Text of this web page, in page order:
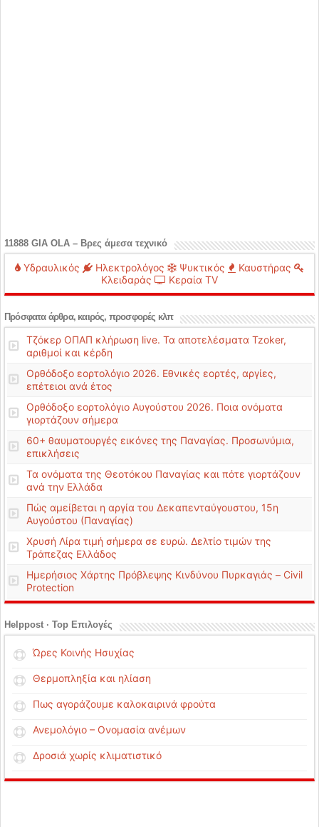
11888 GIA OLA – Βρες άμεσα τεχνικό
Υδραυλικός Ηλεκτρολόγος Ψυκτικός
Καυστήρας
Κλειδαράς
Κεραία TV
Πρόσφατα άρθρα, καιρός, προσφορές κλπ
Τζόκερ ΟΠΑΠ κλήρωση live. Τα αποτελέσματα Tzoker,
αριθμοί και κέρδη
Ορθόδοξο εορτολόγιο 2026. Εθνικές εορτές, αργίες,
επέτειοι ανά έτος
Ορθόδοξο εορτολόγιο Αυγούστου 2026. Ποια ονόματα
γιορτάζουν σήμερα
60+ θαυματουργές εικόνες της Παναγίας. Προσωνύμια,
επικλήσεις
Τα ονόματα της Θεοτόκου Παναγίας και πότε γιορτάζουν
ανά την Ελλάδα
Πώς αμείβεται η αργία του Δεκαπενταύγουστου, 15η
Αυγούστου (Παναγίας)
Χρυσή Λίρα τιμή σήμερα σε ευρώ. Δελτίο τιμών της
Τράπεζας Ελλάδος
Ημερήσιος Χάρτης Πρόβλεψης Κινδύνου Πυρκαγιάς – Civil
Protection
Helppost · Top Επιλογές
Ώρες Κοινής Ησυχίας
Θερμοπληξία και ηλίαση
Πως αγοράζουμε καλοκαιρινά φρούτα
Ανεμολόγιο – Ονομασία ανέμων
Δροσιά χωρίς κλιματιστικό